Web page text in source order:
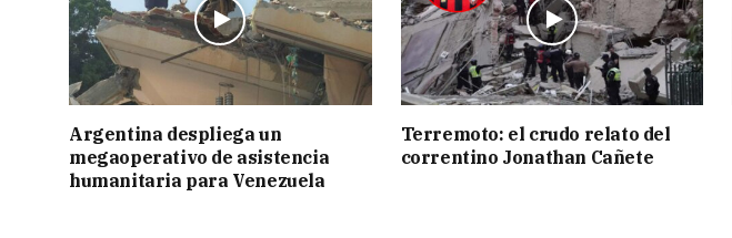
Argentina despliega un
megaoperativo de asistencia
humanitaria para Venezuela
Terremoto: el crudo relato del
correntino Jonathan Cañete